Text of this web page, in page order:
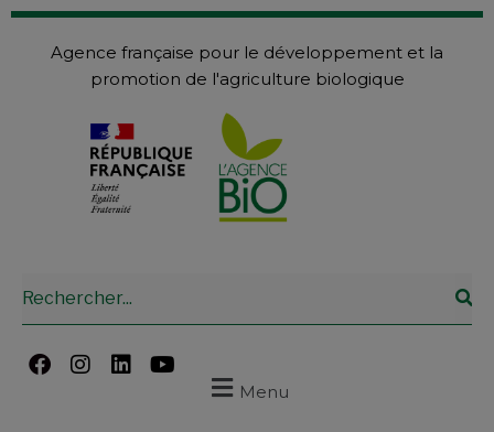
Agence française pour le développement et la
promotion de l'agriculture biologique
Menu